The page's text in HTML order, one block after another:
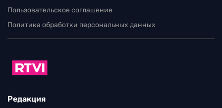
Пользовательское соглашение
Политика обработки персональных данных
Редакция